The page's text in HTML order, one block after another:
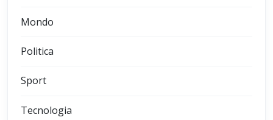
Mondo
Politica
Sport
Tecnologia